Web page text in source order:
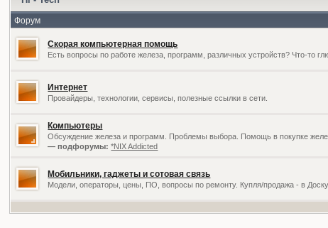
Форум
Скорая компьютерная помощь
Есть вопросы по работе железа, программ, различных устройств? Что-то
Интернет
Провайдеры, технологии, сервисы, полезные ссылки в сети.
Компьютеры
Обсуждение железа и программ. Проблемы выбора. Помощь в покупке
— подфорумы: *NIX Addicted
Мобильники, гаджеты и сотовая связь
Модели, операторы, цены, ПО, вопросы по ремонту. Купля/продажа - в